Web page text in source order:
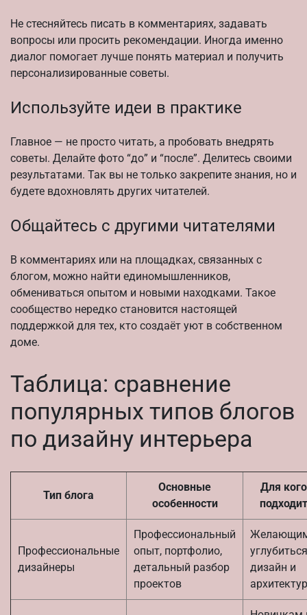
Не стесняйтесь писать в комментариях, задавать
вопросы или просить рекомендации. Иногда именно
диалог помогает лучше понять материал и получить
персонализированные советы.
Используйте идеи в практике
Главное — не просто читать, а пробовать внедрять
советы. Делайте фото “до” и “после”. Делитесь своими
результатами. Так вы не только закрепите знания, но и
будете вдохновлять других читателей.
Общайтесь с другими читателями
В комментариях или на площадках, связанных с
блогом, можно найти единомышленников,
обмениваться опытом и новыми находками. Такое
сообщество нередко становится настоящей
поддержкой для тех, кто создаёт уют в собственном
доме.
Таблица: сравнение
популярных типов блогов
по дизайну интерьера
Тип блога
Основные
особенности
Для кого
подходит
Профессиональные
дизайнеры
Профессиональный
опыт, портфолио,
детальный разбор
проектов
дизайн и